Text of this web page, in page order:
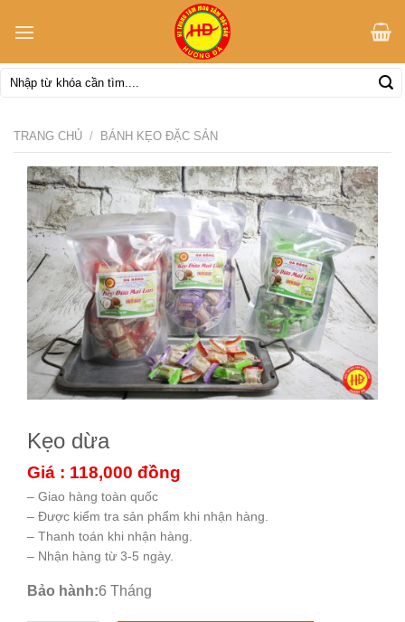
Tìm
kiếm:
TRANG CHỦ / BÁNH KẸO ĐẶC SẢN
Kẹo dừa
Giá : 118,000 đồng
– Giao hàng toàn quốc
– Được kiểm tra sản phẩm khi nhận hàng.
– Thanh toán khi nhận hàng.
– Nhận hàng từ 3-5 ngày.
Bảo hành:6 Tháng